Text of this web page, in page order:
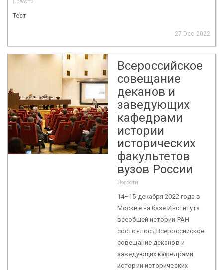
Новости
Тест
27 Dec 2022
Всероссийское
совещание
деканов и
заведующих
кафедрами
истории
исторических
факультетов
вузов России
Новости
14–15 декабря 2022 года в
Москве на базе Института
всеобщей истории РАН
состоялось Всероссийское
совещание деканов и
заведующих кафедрами
истории исторических